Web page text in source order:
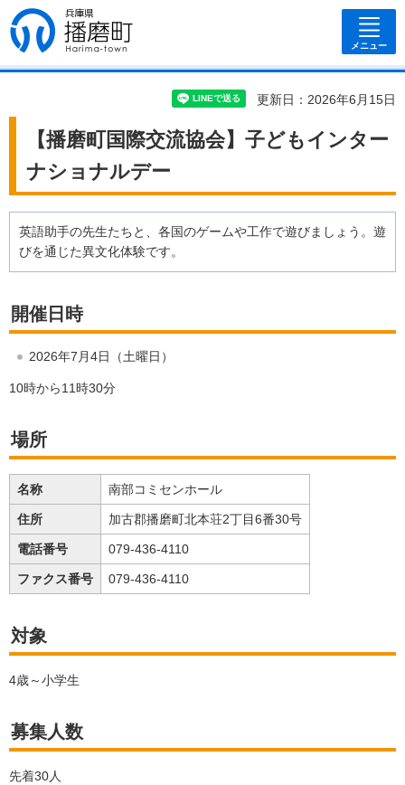
兵庫県 播磨
町
メニュー
更新日：2026年6月15日
【播磨町国際交流協会】子どもインター
ナショナルデー
英語助手の先生たちと、各国のゲームや工作で遊びましょう。遊
びを通じた異文化体験です。
開催日時
2026年7月4日（土曜日）
10時から11時30分
場所
名称 南部コミセンホール
住所 加古郡播磨町北本荘2丁目6番30号
電話番号 079-436-4110
ファクス番号 079-436-4110
対象
4歳～小学生
募集人数
先着30人